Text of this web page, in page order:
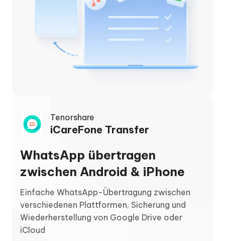
Tenorshare
iCareFone Transfer
WhatsApp übertragen
zwischen Android & iPhone
Einfache WhatsApp-Übertragung zwischen
verschiedenen Plattformen, Sicherung und
Wiederherstellung von Google Drive oder
iCloud